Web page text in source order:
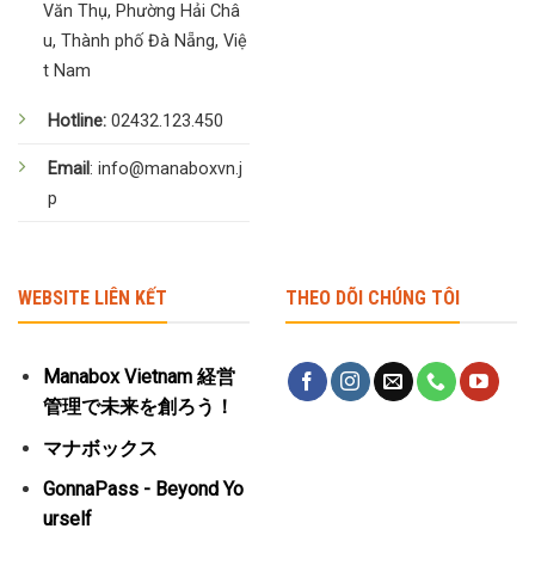
Văn Thụ, Phường Hải Châ
u, Thành phố Đà Nẵng, Việ
t Nam
Hotline: 02432.123.450
Email: info@manaboxvn.j
p
WEBSITE LIÊN KẾT
Manabox Vietnam 経営
管理で未来を創ろう！
マナボックス
GonnaPass - Beyond Yo
urself
THEO DÕI CHÚNG TÔI